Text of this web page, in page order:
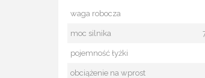
waga robocza
moc silnika
pojemność łyżki
obciążenie na wprost